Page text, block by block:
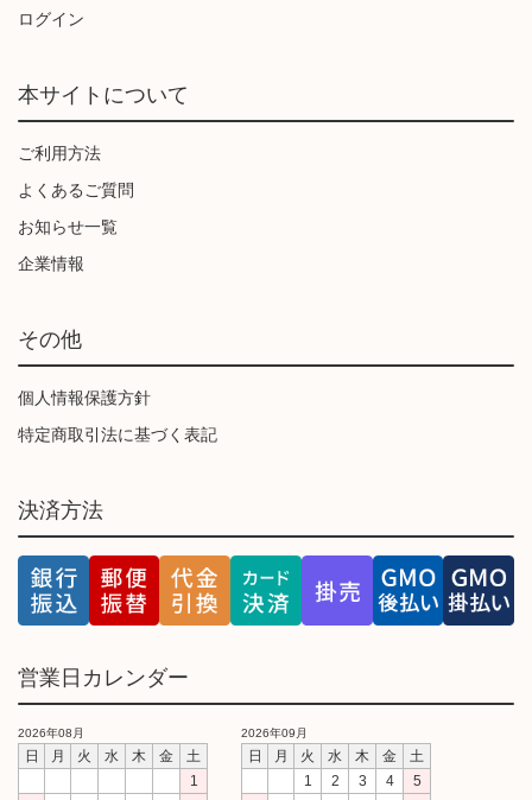
ログイン
本サイトについて
ご利用方法
よくあるご質問
お知らせ一覧
企業情報
その他
個人情報保護方針
特定商取引法に基づく表記
決済方法
営業日カレンダー
2026年08月
日 月 火 水 木 金
土
1
2026年09月
日 月 火 水 木 金
土
1
2 3 4
5